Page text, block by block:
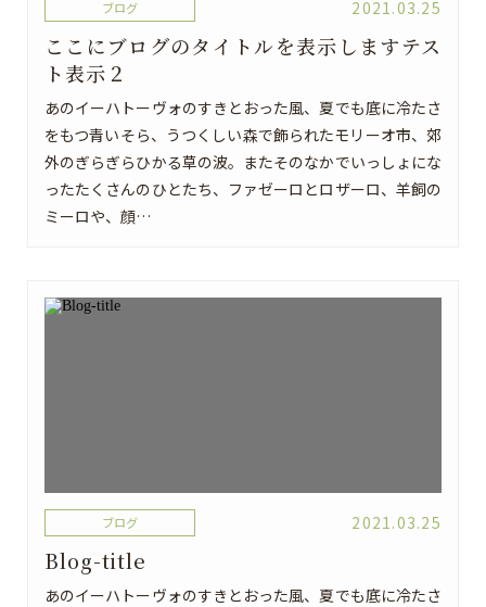
ここにブログのタイトルを表示しますテス
ト表示２
ブログ 2021.03.25
あのイーハトーヴォのすきとおった風、夏でも底に冷たさ
をもつ青いそら、うつくしい森で飾られたモリーオ市、郊
外のぎらぎらひかる草の波。またそのなかでいっしょにな
ったたくさんのひとたち、ファゼーロとロザーロ、羊飼の
ミーロや、顔…
Blog-title
ブログ 2021.03.25
あのイーハトーヴォのすきとおった風、夏でも底に冷たさ